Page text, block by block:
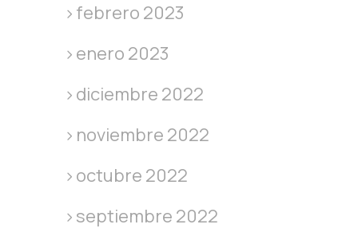
febrero 2023
enero 2023
diciembre 2022
noviembre 2022
octubre 2022
septiembre 2022